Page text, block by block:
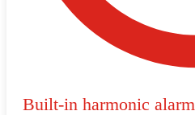
Built-in harmonic alarm